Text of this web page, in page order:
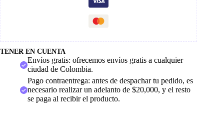
TENER EN CUENTA
Envíos gratis: ofrecemos envíos gratis a cualquier
ciudad de Colombia.
Pago contraentrega: antes de despachar tu pedido, es
necesario realizar un adelanto de $20,000, y el resto
se paga al recibir el producto.